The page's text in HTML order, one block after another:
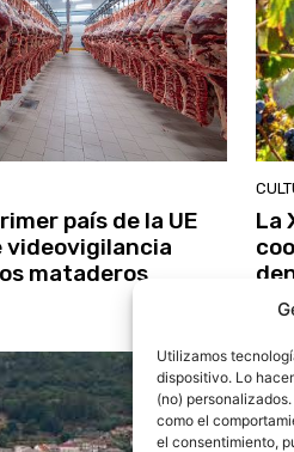
Utilizamos
dispositivo. Lo
(no)
como el
el consentimiento,
país de la UE
videovigilancia
mataderos
La